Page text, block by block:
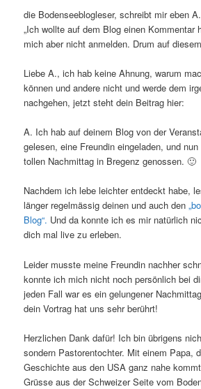
die Bodenseeblogleser, schreibt mir eben
„Ich wollte auf dem Blog einen Kommentar
mich aber nicht anmelden. Drum auf
Liebe A., ich hab keine Ahnung, warum
können und andere nicht und werde dem
nachgehen, jetzt steht dein Beitrag hier:
A. Ich hab auf deinem Blog von der
gelesen, eine Freundin eingeladen, und
tollen Nachmittag in Bregenz genossen. 🙂
Nachdem ich lebe leichter entdeckt habe,
länger regelmässig deinen und auch den
Blog“. Und da konnte ich es mir natürlich
dich mal live zu erleben.
Leider musste meine Freundin nachher
konnte ich mich nicht noch persönlich bei
jeden Fall war es ein gelungener
dein Vortrag hat uns sehr berührt!
Herzlichen Dank dafür! Ich bin übrigens
sondern Pastorentochter. Mit einem Papa,
Geschichte aus den USA ganz nahe
Grüsse aus der Schweizer Seite vom